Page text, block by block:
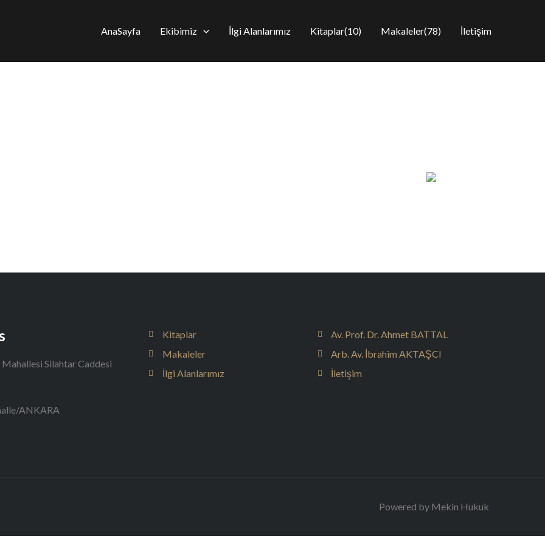
AnaSayfa
Ekibimiz İlgi Alanlarımız Kitaplar(10) Makaleler(78) İletişim
Silahtar Caddesi
ANKARA
Kitaplar
Makaleler
İlgi Alanlarımız
Av. Prof. Dr. Ahmet BATTAL
Arb. Av. İbrahim AKTAŞCI
İletişim
Powered by Mekin Hukuk